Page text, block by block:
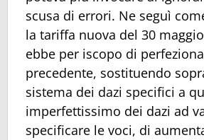
scusa di errori. Ne seguì
la tariffa nuova del 30
ebbe per iscopo di
precedente, sostituendo
sistema dei dazi specifici a
imperfettissimo dei dazi ad
specificare le voci, di